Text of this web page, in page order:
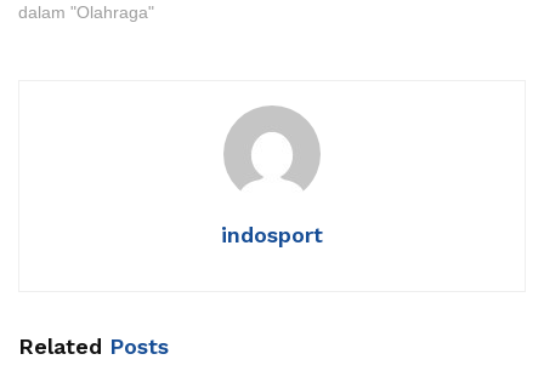
dalam "Olahraga"
indosport
Related Posts